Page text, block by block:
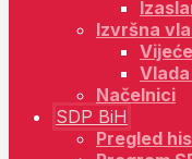
Izvršna
Vlada
Načelnici
SDP BiH
Pregled